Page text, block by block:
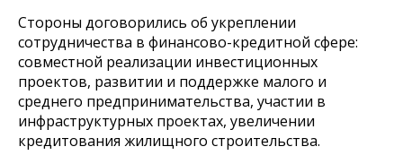
Стороны договорились об укреплении
сотрудничества в финансово-кредитной сфере:
совместной реализации инвестиционных
проектов, развитии и поддержке малого и
среднего предпринимательства, участии в
инфраструктурных проектах, увеличении
кредитования жилищного строительства.